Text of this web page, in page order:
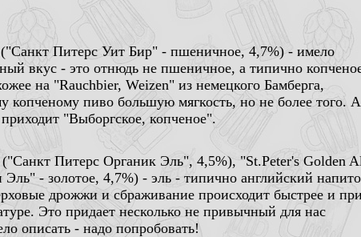
("Санкт Питерс Уит Бир" - пшеничное, 4,7%) - имело
вкус - это отнюдь не пшеничное, а типично
на "Rauchbier, Weizen" из немецкого Бамберга,
копченому пиво большую мягкость, но не более того.
"Выборгское, копченое".
Питерс Органик Эль", 4,5%), "St.Peter's Golden
- золотое, 4,7%) - эль - типично английский
дрожжи и сбраживание происходит быстрее и при
Это придает несколько не привычный для нас
описать - надо попробовать!